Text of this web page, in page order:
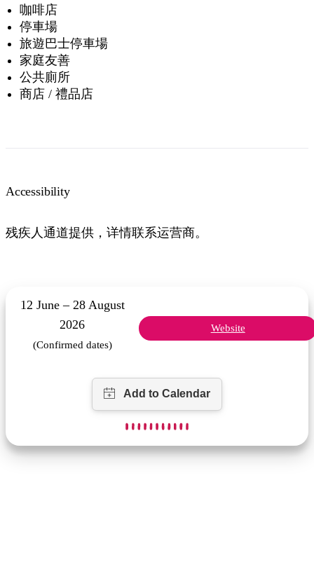
咖啡店
停車場
旅遊巴士停車場
家庭友善
公共廁所
商店 / 禮品店
Accessibility
残疾人通道提供，详情联系运营商。
12 June – 28 August
2026
(Confirmed dates)
Website